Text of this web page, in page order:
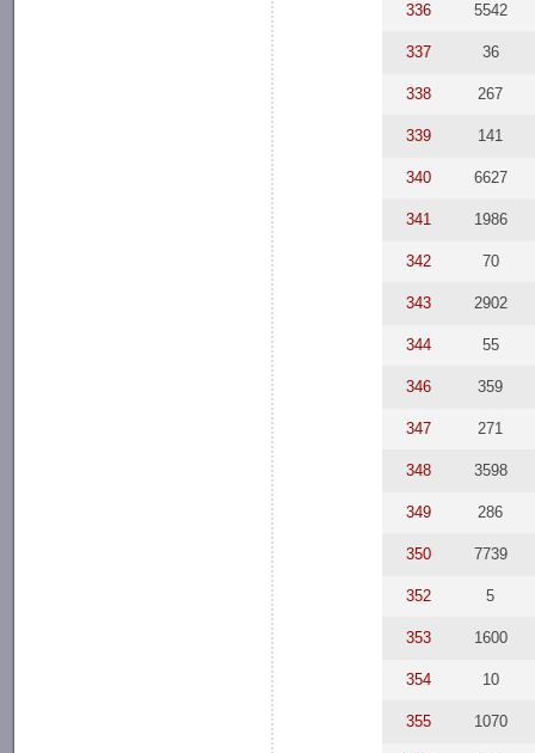
336 5542
337 36
338 267
339 141
340 6627
341 1986
342 70
343 2902
344 55
346 359
347 271
348 3598
349 286
350 7739
352 5
353 1600
354 10
355 1070